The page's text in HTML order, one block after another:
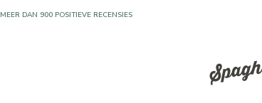
ALLEEN PRODUCTEN VAN UITSTEKENDE FABRIKANTEN